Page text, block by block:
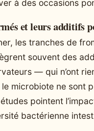
à des occasions
et leurs additifs
les tranches de
souvent des
— qui n’ont
microbiote ne sont
pointent
bactérienne